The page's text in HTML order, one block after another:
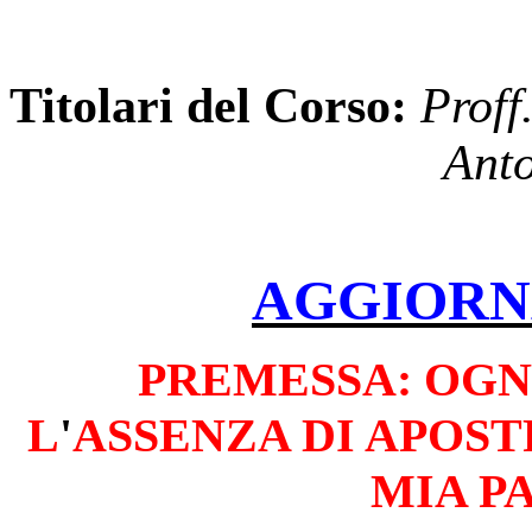
Titolari del Corso: Proff
PREMESSA:
L'ASSENZADI
MIA